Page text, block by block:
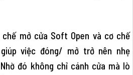
mở cửa Soft Open và cơ chế
việc đóng/ mở trở nên nhẹ
đó không chỉ cánh cửa mà lò